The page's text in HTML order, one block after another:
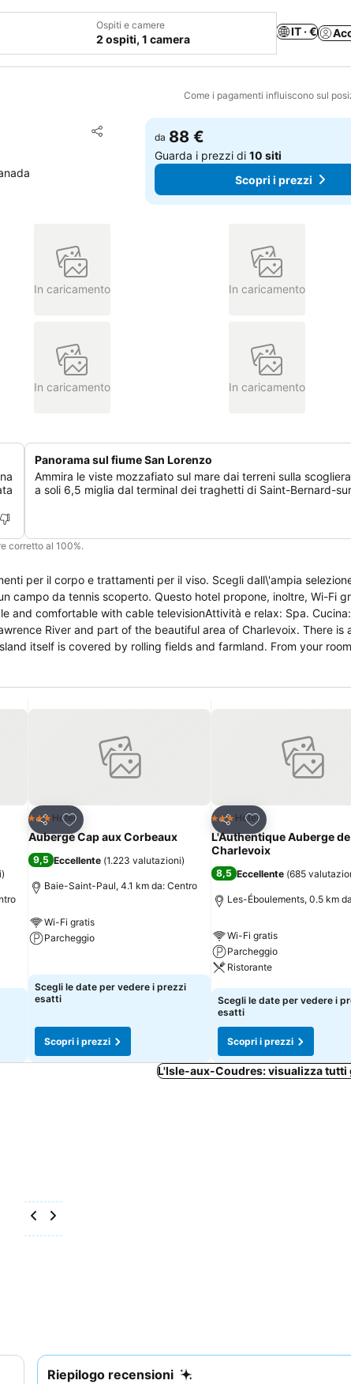
Ospiti e camere
2 ospiti, 1 camera
IT · €
Come i pagamenti influiscono sul
Condividi
Aggiungi ai preferiti
da 88 €
Guarda i prezzi di10 siti
Scopri i prezzi
In caricamento In caricamento
In caricamento In caricamento
Panorama sul fiume San Lorenzo
Ammira le viste mozzafiato sul mare dai terreni sulla
a soli 6,5 miglia dal terminal dei traghetti di Saint-Bernard-
corretto al 100%.
per il corpo e trattamenti per il viso. Scegli dall\'ampia
campo da tennis scoperto. Questo hotel propone, inoltre, Wi-Fi
and comfortable with cable televisionAttività e relax: Spa.
River and part of the beautiful area of Charlevoix. There is
itself is covered by rolling fields and farmland. From your
region on the horizon or the beautiful rolling scenery. As
più vicina (quebec city downtown) 101 km dal quartiere
)
Condividi
Aggiungi ai preferiti
3 StelleHotel
Auberge Cap aux Corbeaux
9,5 Eccellente (1.223 valutazioni)
Baie-Saint-Paul, 4.1 km da: Centro
Wi-Fi gratis
Parcheggio
Scegli le date per vedere i prezzi
esatti
Scopri i prezzi
Condividi
Aggiungi ai
3 StelleHotel
L'Authentique Auberge de
Charlevoix
8,5 Eccellente (685
Les-Éboulements, 0.5 km
Wi-Fi gratis
Parcheggio
Ristorante
Scopri i prezzi
Scegli le date per vedere i
esatti
Scopri i prezzi
L'Isle-aux-Coudres: visualizza tutti
Riepilogo recensioni